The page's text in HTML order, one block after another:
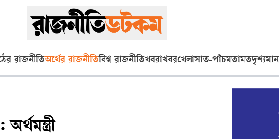
রাজনীতিঅর্থের রাজনীতিবিশ্ব রাজনীতিখবরাখবরখেলাসাত-পাঁচমতামতদৃশ্যমান